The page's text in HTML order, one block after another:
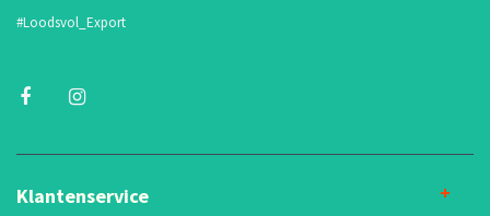
#Loodsvol_Export
Klantenservice